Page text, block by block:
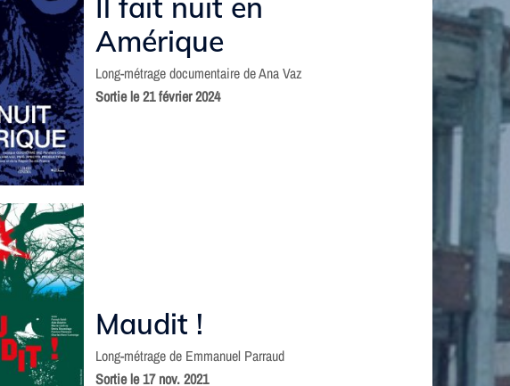
Amérique
Long-métrage documentaire de Ana Vaz
Sortie le 21 février 2024
Maudit !
Long-métrage de Emmanuel Parraud
Sortie le 17 nov. 2021